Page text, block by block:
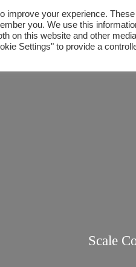
Scale
improve your experience.
you. We use this
on this website and other
Settings" to provide a